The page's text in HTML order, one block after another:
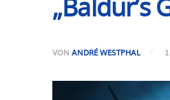
„Baldur’s
VON ANDRÉ WESTPHAL